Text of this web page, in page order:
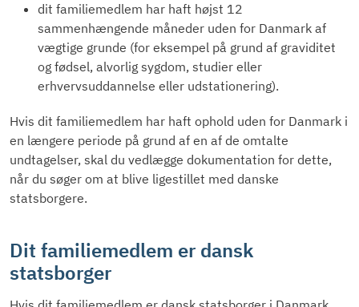
dit familiemedlem har haft højst 12
sammenhængende måneder uden for Danmark af
vægtige grunde (for eksempel på grund af graviditet
og fødsel, alvorlig sygdom, studier eller
erhvervsuddannelse eller udstationering).
Hvis dit familiemedlem har haft ophold uden for Danmark i
en længere periode på grund af en af de omtalte
undtagelser, skal du vedlægge dokumentation for dette,
når du søger om at blive ligestillet med danske
statsborgere.
Dit familiemedlem er dansk
statsborger